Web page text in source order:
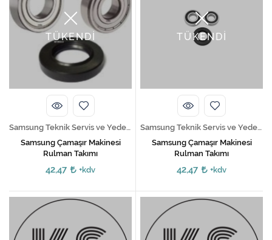
Soğutma Sistemleri
Şofben ve Termosifon
TÜKENDİ
Samsung Teknik Servis ve Yedek Parça Hizmetleri
Samsung Çamaşır Makinesi
Rulman Takımı
42,47 +kdv
TÜKENDİ
Samsung Teknik Servis ve Yedek Parça Hizmetleri
Samsung Çamaşır Makinesi
Rulman Takımı
42,47 +kdv